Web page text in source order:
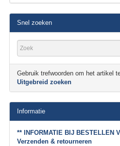
Snel zoeken
Gebruik trefwoorden om het artikel
Uitgebreid zoeken
Informatie
** INFORMATIE BIJ BESTELLEN
Verzenden & retourneren